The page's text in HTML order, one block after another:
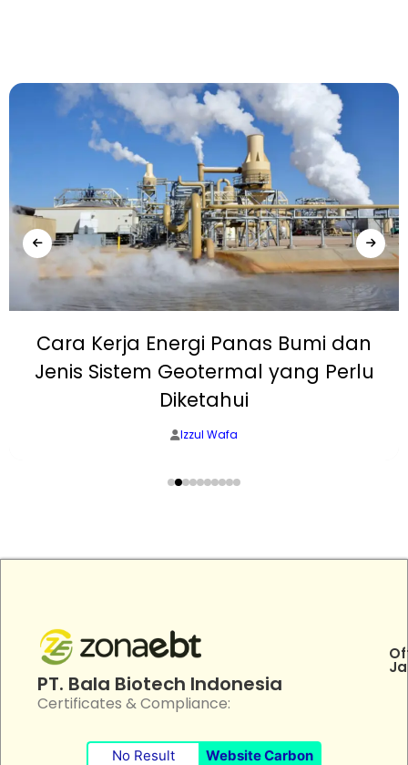
Cara Kerja Energi Panas Bumi dan
Jenis Sistem Geotermal yang Perlu
Diketahui
Izzul Wafa
PT. Bala Biotech Indonesia
Certificates & Compliance:
No Result Website Carbon